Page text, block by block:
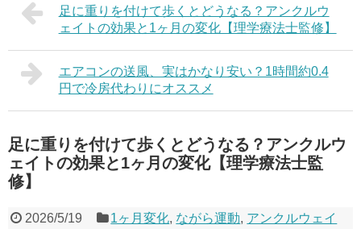
足に重りを付けて歩くとどうなる？アンクルウ
ェイトの効果と1ヶ月の変化【理学療法士監修】
エアコンの送風、実はかなり安い？1時間約0.4
円で冷房代わりにオススメ
足に重りを付けて歩くとどうなる？アンクルウ
ェイトの効果と1ヶ月の変化【理学療法士監
修】
2026/5/19 1ヶ月変化, ながら運動, アンクルウェイ